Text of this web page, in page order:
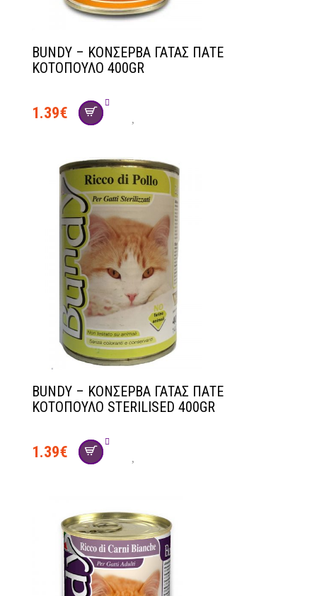
BUNDY – ΚΟΝΣΕΡΒΑ ΓΑΤΑΣ ΠΑΤΕ
ΚΟΤΟΠΟΥΛΟ 400GR
1.39€
BUNDY – ΚΟΝΣΕΡΒΑ ΓΑΤΑΣ ΠΑΤΕ
ΚΟΤΟΠΟΥΛΟ STERILISED 400GR
1.39€